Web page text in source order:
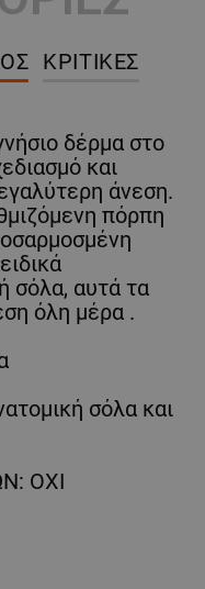
ΚΡΙΤΙΚΈΣ
δέρμα στο
και
άνεση.
πόρπη
σόλα, αυτά τα
όλη μέρα .
σόλα και
ΟΧΙ